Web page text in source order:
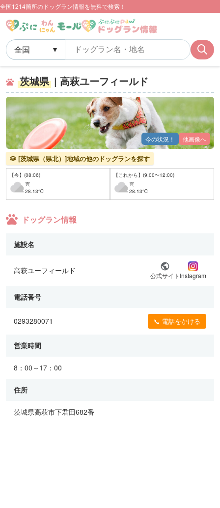
全国1214箇所のドッグラン情報を無料で検索！
茨城県 | 高萩ユーフィールド
今の状況！ 他画像へ
🐶 [茨城県（県北）]地域の他のドッグランを探す
【今】(08:06)
雲
28.13℃
【これから】(9:00〜12:00)
雲
28.13℃
ドッグラン情報
施設名
高萩ユーフィールド 公式サイト Instagram
電話番号
0293280071 📞 電話をかける
営業時間
8：00～17：00
住所
茨城県高萩市下君田682番